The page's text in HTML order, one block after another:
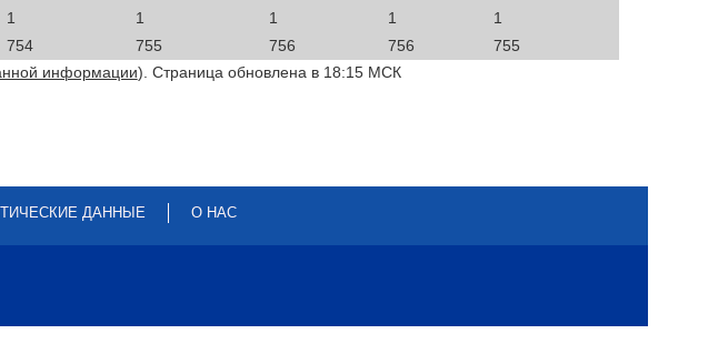
1 1 1 1
1
754 755 756 756
755
информации). Страница обновлена в 18:15 МСК
ДАННЫЕ О НАС